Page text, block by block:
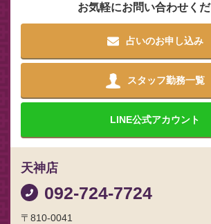
お気軽にお問い合わせく
占いのお申し込み
スタッフ勤務一覧
LINE公式アカウント
天神店
092-724-7724
〒810-0041